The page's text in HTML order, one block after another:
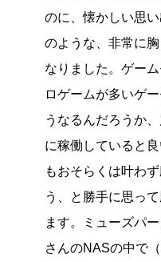
のに、懐かしい思
のような、非常に
なりました。ゲー
ロゲームが多いゲ
うなるんだろうか
に稼働していると
もおそらくは叶わ
う、と勝手に思っ
ます。ミューズパ
さんのNASの中で